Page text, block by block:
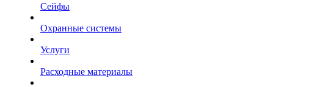
Сейфы
Охранные системы
Услуги
Расходные материалы